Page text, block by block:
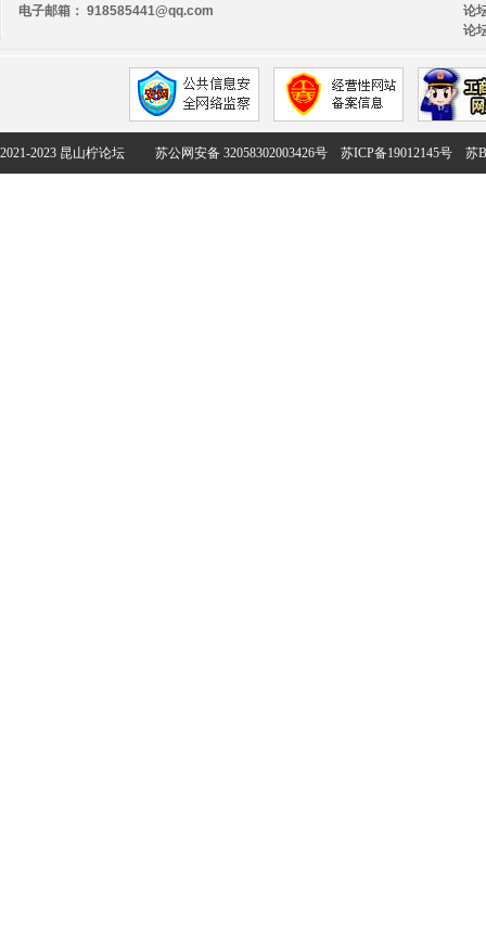
电子邮箱： 918585441@qq.com
论
论
2021-2023 昆山柠论坛 苏公网安备 32058302003426号 苏ICP备19012145号 苏